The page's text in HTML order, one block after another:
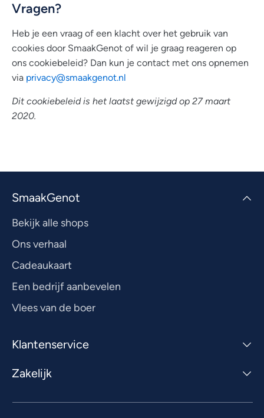
Vragen?
Heb je een vraag of een klacht over het gebruik van
cookies door SmaakGenot of wil je graag reageren op
ons cookiebeleid? Dan kun je contact met ons opnemen
via privacy@smaakgenot.nl
Dit cookiebeleid is het laatst gewijzigd op 27 maart
2020.
SmaakGenot
Bekijk alle shops
Ons verhaal
Cadeaukaart
Een bedrijf aanbevelen
Vlees van de boer
Klantenservice
Zakelijk